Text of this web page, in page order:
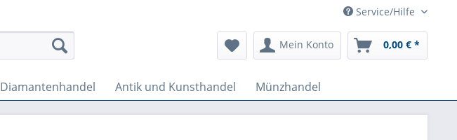
Service/Hilfe
Mein Konto 0,00 € *
Diamantenhandel Antik und Kunsthandel Münzhandel